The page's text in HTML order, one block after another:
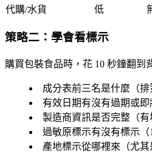
代購/水貨
低
策略二：學會看標示
購買包裝食品時，花 10 秒鐘翻到
成分表前三名是什麼（排
有效日期有沒有過期或即
製造商資訊是否完整（有
過敏原標示有沒有標示（
產地標示從哪裡來（尤其